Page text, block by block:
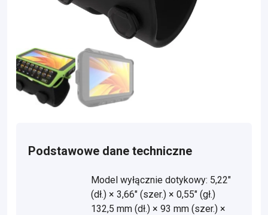
Podstawowe dane techniczne
Model wyłącznie dotykowy: 5,22"
(dł.) × 3,66" (szer.) × 0,55" (gł.)
132,5 mm (dł.) × 93 mm (szer.) ×